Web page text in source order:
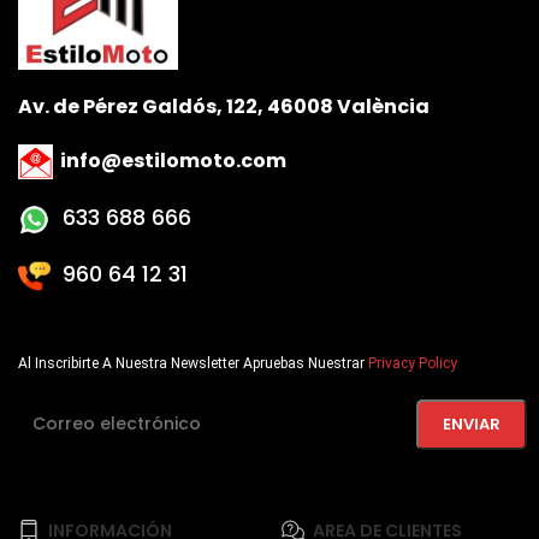
AREA DE CLIENTES
INFORMACIÓN
Al Inscribirte A Nuestra Newsletter Apruebas Nuestrar Privacy Policy
Av. de Pérez Galdós, 122, 46008 València
info@estilomoto.com
633 688 666
960 64 12 31